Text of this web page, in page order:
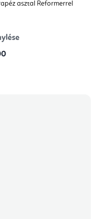
asztal Reformerrel